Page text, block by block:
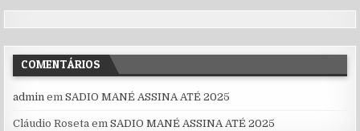
COMENTÁRIOS
admin emSADIO MANÉ ASSINA ATÉ 2025
Cláudio Roseta emSADIO MANÉ ASSINA ATÉ 2025